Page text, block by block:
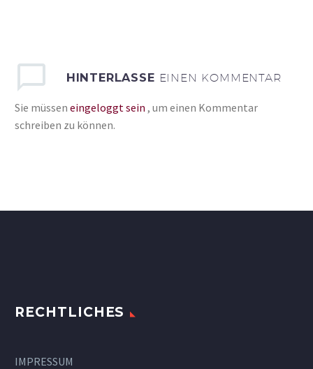
HINTERLASSE EINEN KOMMENTAR
Sie müssen eingeloggt sein , um einen Kommentar
schreiben zu können.
RECHTLICHES
IMPRESSUM